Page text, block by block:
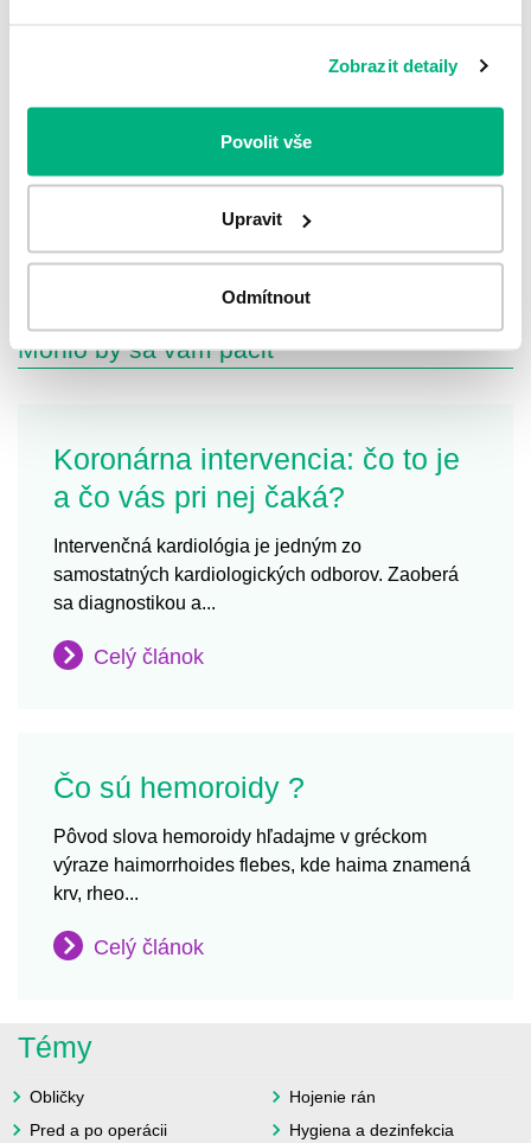
Zobrazit detaily
Povolit vše
Upravit
Odmítnout
a odpovedí odborníkov na rôzne témy naprieč
zdravotníckymi špecializáciami – starostlivosť
a cievkovanie a výživa.
Mohlo by sa vám páčiť
Koronárna intervencia: čo to je
a čo vás pri nej čaká?
Intervenčná kardiológia je jedným zo
samostatných kardiologických odborov. Zaoberá
sa diagnostikou a...
Celý článok
Čo sú hemoroidy ?
Pôvod slova hemoroidy hľadajme v gréckom
výraze haimorrhoides flebes, kde haima znamená
krv, rheo...
Celý článok
Témy
Obličky
Hojenie rán
Pred a po operácii
Hygiena a dezinfekcia